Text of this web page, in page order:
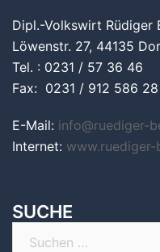
Dipl.-Volkswirt Rüdiger
Löwenstr. 27, 44135
Tel. : 0231 / 57 36 46
Fax: 0231 / 912 586 28
E-Mail: info@ruediger-
Internet: www.ruediger-
SUCHE